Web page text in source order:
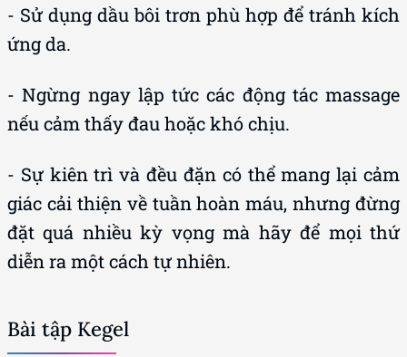
- Sử dụng dầu bôi trơn phù hợp để tránh kích
ứng da.
- Ngừng ngay lập tức các động tác massage
nếu cảm thấy đau hoặc khó chịu.
- Sự kiên trì và đều đặn có thể mang lại cảm
giác cải thiện về tuần hoàn máu, nhưng đừng
đặt quá nhiều kỳ vọng mà hãy để mọi thứ
diễn ra một cách tự nhiên.
Bài tập Kegel